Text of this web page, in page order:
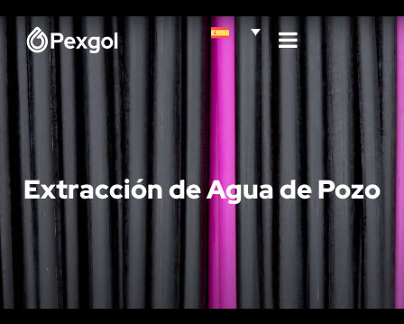
Extracción de Agua de Pozo